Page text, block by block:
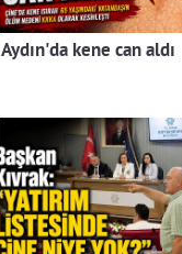
Aydın'da kene can aldı